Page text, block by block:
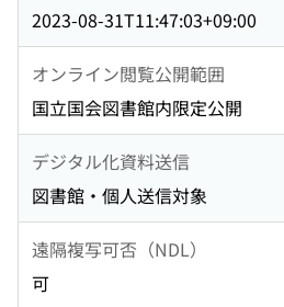
2023-08-31T11:47:03+09:00
オンライン閲覧公開範囲
国立国会図書館内限定公開
デジタル化資料送信
図書館・個人送信対象
遠隔複写可否（NDL）
可